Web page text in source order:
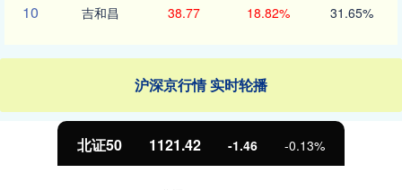
10 吉和昌 38.77 18.82% 31.65%
沪深京行情 实时轮播
北证50 1121.42 -1.46 -0.13%